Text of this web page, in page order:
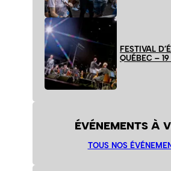
FESTIVAL
QUÉBEC –
ÉVÉNEMENTS À
TOUS NOS